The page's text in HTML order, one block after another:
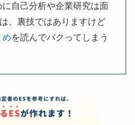
に自己分析や企業研究は面
、裏技ではありますけど
めを読んでパクってしまう